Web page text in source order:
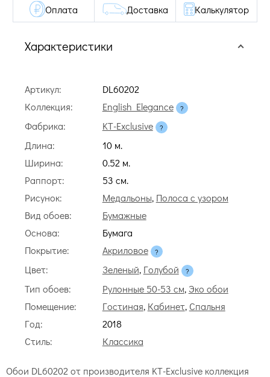
Характеристики
Артикул:
DL60202
Коллекция:
English Elegance
Фабрика:
KT-Exclusive
Длина:
10 м.
Ширина:
0.52 м.
Раппорт:
53 cм.
Рисунок:
Медальоны, Полоса с узором
Вид обоев:
Бумажные
Основа:
Бумага
Покрытие:
Акриловое
Цвет:
Зеленый, Голубой
Тип обоев:
Рулонные 50-53 см, Эко обои
Помещение:
Гостиная, Кабинет, Спальня
Год:
2018
Стиль:
Классика
Оплата Доставка Калькулятор
Обои DL60202 от производителя KT-Exclusive коллекция